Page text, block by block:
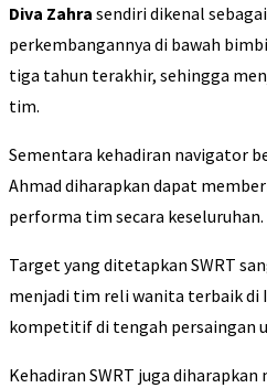
Diva Zahra sendiri dikenal
perkembangannya di bawah
tiga tahun terakhir, sehingga
tim.
Sementara kehadiran navigator
Ahmad diharapkan dapat
performa tim secara keseluruhan.
Target yang ditetapkan SWRT
menjadi tim reli wanita terbaik di
kompetitif di tengah persaingan
Kehadiran SWRT juga